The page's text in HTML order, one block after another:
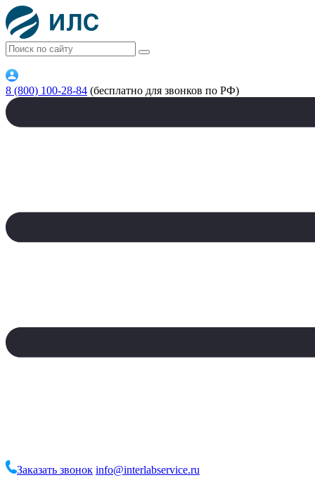
8 (800) 100-28-84 (бесплатно для звонков по РФ)
Заказать звонок info@interlabservice.ru